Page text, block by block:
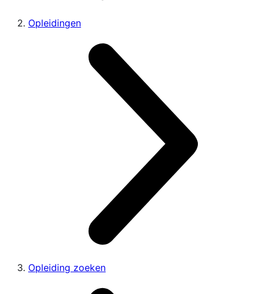
Opleidingen
Opleiding zoeken